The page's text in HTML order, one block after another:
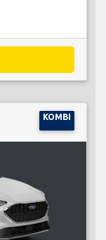
KOMBI